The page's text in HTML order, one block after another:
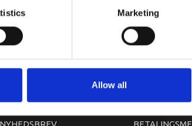
Marketing
Allow all
som ikke kan leveres, eller hvor prisen afviger